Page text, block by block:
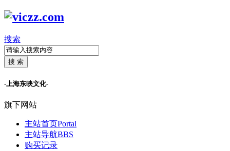
搜索
搜 索
-上海东映文化-
旗下网站
主站首页Portal
主站导航BBS
购买记录